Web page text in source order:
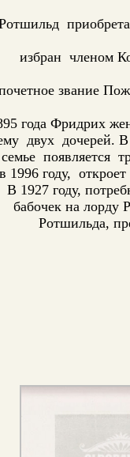
избран членом
звание
года Фридрих
двух дочерей.
семье появляется
в 1996 году,
В 1927 году,
бабочек на лорду
Ротшильда,